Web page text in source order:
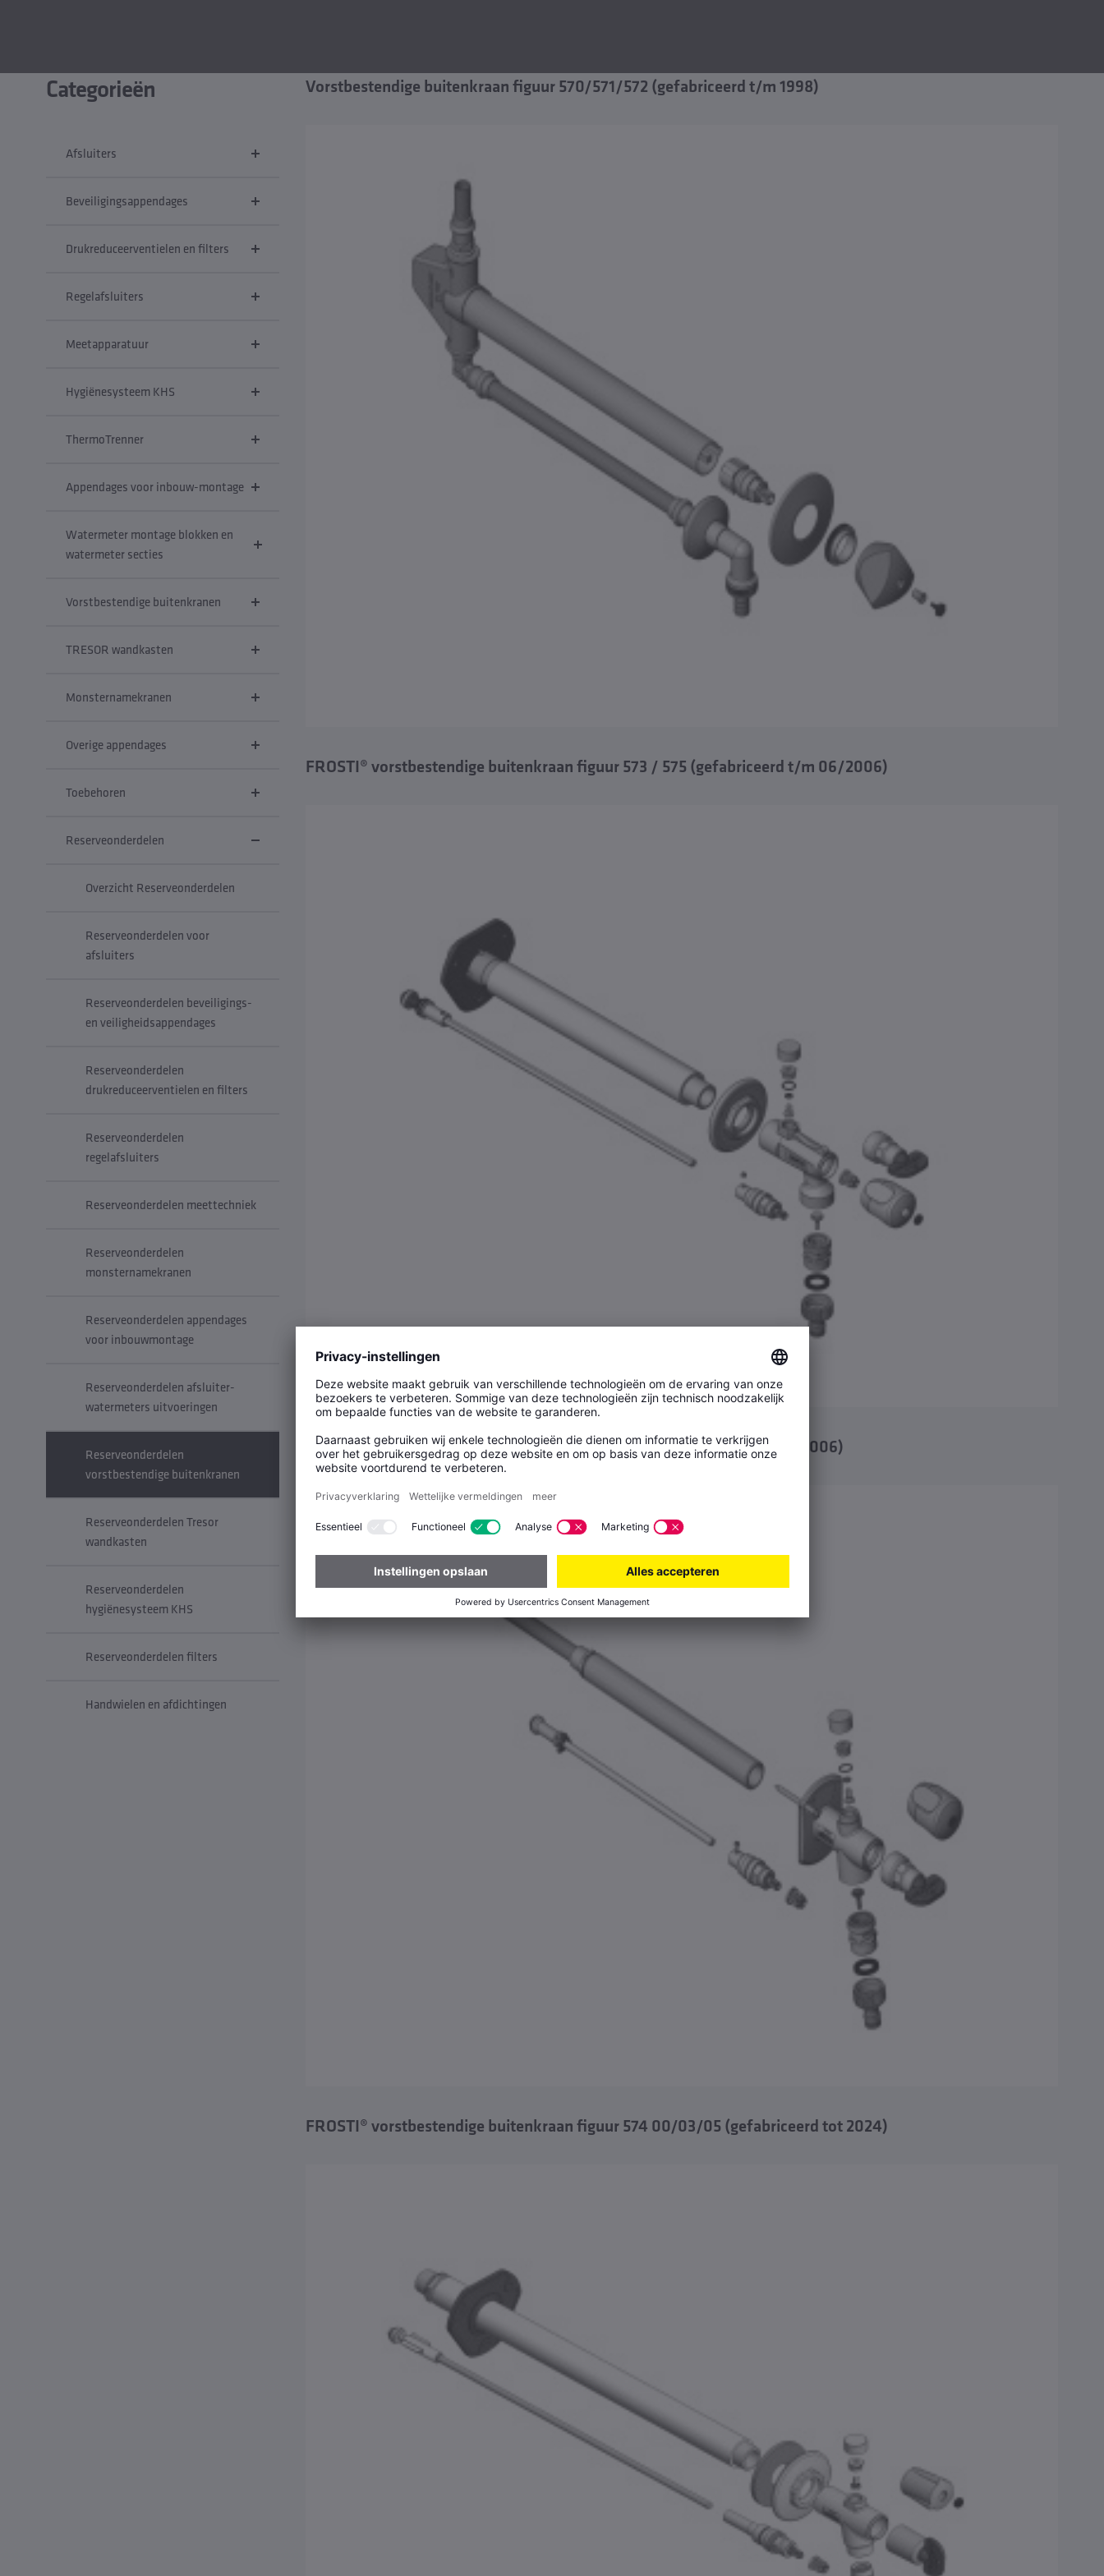
Categorieën
Afsluiters
Beveiligingsappendages
Drukreduceerventielen en filters
Regelafsluiters
Meetapparatuur
Hygiënesysteem KHS
ThermoTrenner
Appendages voor inbouw-montage
Watermeter montage blokken en
watermeter secties
Vorstbestendige buitenkranen
TRESOR wandkasten
Monsternamekranen
Overige appendages
Toebehoren
Reserveonderdelen
Overzicht Reserveonderdelen
Reserveonderdelen voor
afsluiters
Reserveonderdelen beveiligings-
en veiligheidsappendages
Reserveonderdelen
drukreduceerventielen en filters
Reserveonderdelen
regelafsluiters
Reserveonderdelen meettechniek
Reserveonderdelen
monsternamekranen
Reserveonderdelen appendages
voor inbouwmontage
Reserveonderdelen afsluiter-
watermeters uitvoeringen
Reserveonderdelen
vorstbestendige buitenkranen
Reserveonderdelen Tresor
wandkasten
Reserveonderdelen
hygiënesysteem KHS
Reserveonderdelen filters
Handwielen en afdichtingen
Vorstbestendige buitenkraan figuur 570/571/572 (gefabriceerd t/m 1998)
FROSTI® vorstbestendige buitenkraan figuur 573 / 575 (gefabriceerd t/m 06/2006)
FROSTI® vorstbestendige buitenkraan figuur 576 02 (gefabriceerd t/m 2006)
FROSTI® vorstbestendige buitenkraan figuur 574 00/03/05 (gefabriceerd tot 2024)